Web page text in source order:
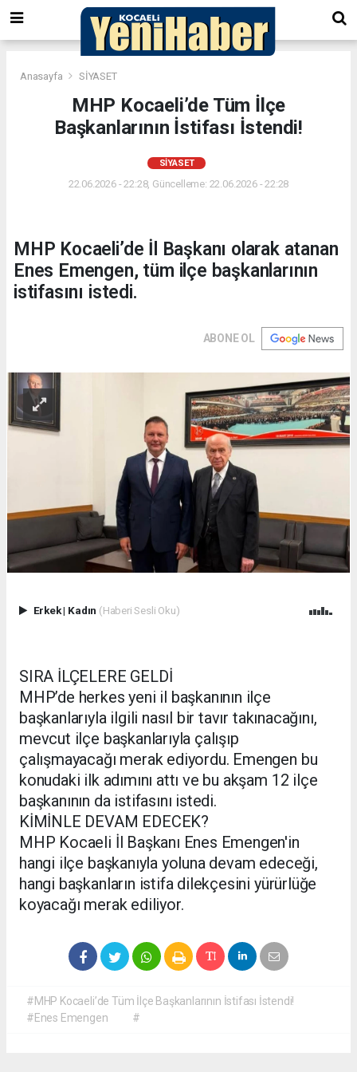
Anasayfa SİYASET
MHP Kocaeli’de Tüm İlçe
Başkanlarının İstifası İstendi!
SİYASET
22.06.2026 - 22:28, Güncelleme: 22.06.2026 - 22:28
MHP Kocaeli’de İl Başkanı olarak atanan
Enes Emengen, tüm ilçe başkanlarının
istifasını istedi.
ABONE OL
Erkek| Kadın (Haberi Sesli Oku)
SIRA İLÇELERE GELDİ
MHP’de herkes yeni il başkanının ilçe
başkanlarıyla ilgili nasıl bir tavır takınacağını,
mevcut ilçe başkanlarıyla çalışıp
çalışmayacağı merak ediyordu. Emengen bu
konudaki ilk adımını attı ve bu akşam 12 ilçe
başkanının da istifasını istedi.
KİMİNLE DEVAM EDECEK?
MHP Kocaeli İl Başkanı Enes Emengen'in
hangi ilçe başkanıyla yoluna devam edeceği,
hangi başkanların istifa dilekçesini yürürlüğe
koyacağı merak ediliyor.
#MHP Kocaeli’de Tüm İlçe Başkanlarının İstifası İstendi!
#Enes Emengen
#